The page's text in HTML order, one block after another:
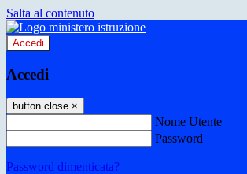
Salta al contenuto
Accedi
Accedi
button close ×
Nome Utente
Password
Password dimenticata?